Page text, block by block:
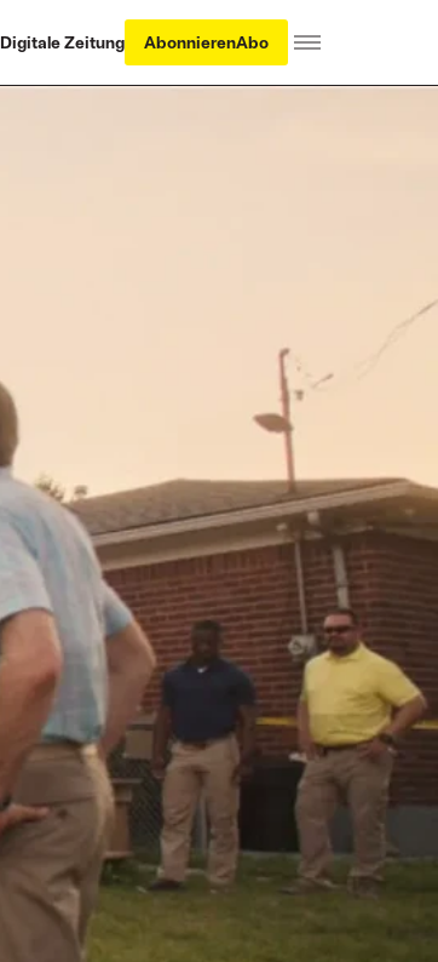
Digitale Zeitung AbonnierenAbo